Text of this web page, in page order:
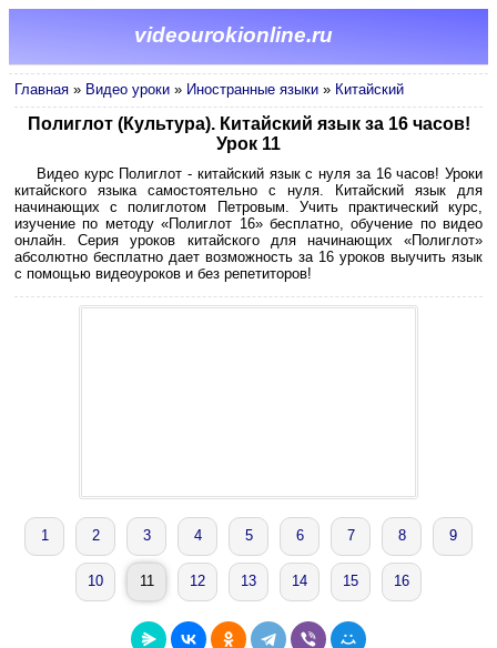
videourokionline.ru
Главная » Видео уроки » Иностранные языки » Китайский
Полиглот (Культура). Китайский язык за 16 часов!
Урок 11
Видео курс Полиглот - китайский язык с нуля за 16 часов! Уроки
китайского языка самостоятельно с нуля. Китайский язык для
начинающих с полиглотом Петровым. Учить практический курс,
изучение по методу «Полиглот 16» бесплатно, обучение по видео
онлайн. Серия уроков китайского для начинающих «Полиглот»
абсолютно бесплатно дает возможность за 16 уроков выучить язык
с помощью видеоуроков и без репетиторов!
1 2 3 4 5 6 7 8 9
10 11 12 13 14 15 16